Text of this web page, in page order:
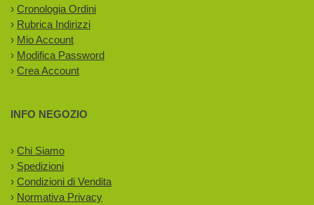
› Cronologia Ordini
› Rubrica Indirizzi
› Mio Account
› Modifica Password
› Crea Account
INFO NEGOZIO
› Chi Siamo
› Spedizioni
› Condizioni di Vendita
› Normativa Privacy